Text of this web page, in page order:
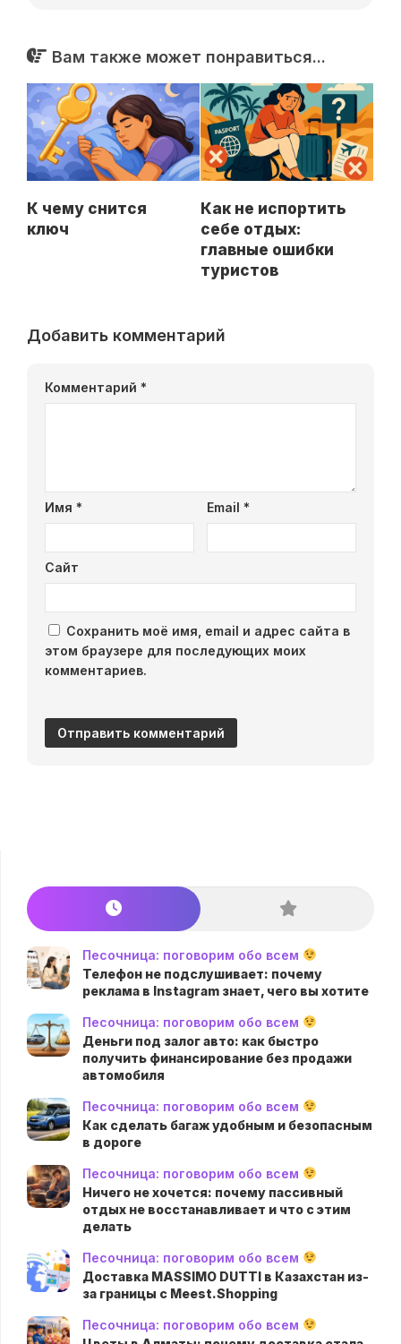
Вам также может понравиться...
К чему снится
ключ
Как не испортить
себе отдых:
главные ошибки
туристов
Добавить комментарий
Комментарий *
Имя * Email *
Сайт
Сохранить моё имя, email и адрес сайта в
этом браузере для последующих моих
комментариев.
Песочница: поговорим обо всем
Телефон не подслушивает: почему
реклама в Instagram знает, чего вы хотите
Песочница: поговорим обо всем
Деньги под залог авто: как быстро
получить финансирование без продажи
автомобиля
Песочница: поговорим обо всем
Как сделать багаж удобным и безопасным
в дороге
Песочница: поговорим обо всем
Ничего не хочется: почему пассивный
отдых не восстанавливает и что с этим
делать
Песочница: поговорим обо всем
Доставка MASSIMO DUTTI в Казахстан из-
за границы с Meest.Shopping
Песочница: поговорим обо всем